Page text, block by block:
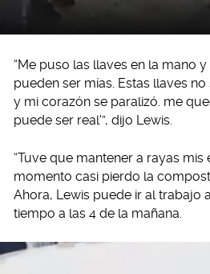
“Me puso las llaves en la mano
pueden ser mías. Estas llaves no
y mi corazón se paralizó. me
puede ser real'”, dijo Lewis.
“Tuve que mantener a rayas
momento casi pierdo la
Ahora, Lewis puede ir al trabajo
tiempo a las 4 de la mañana.